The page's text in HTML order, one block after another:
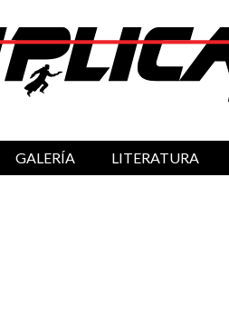
GALERÍA LITERATURA